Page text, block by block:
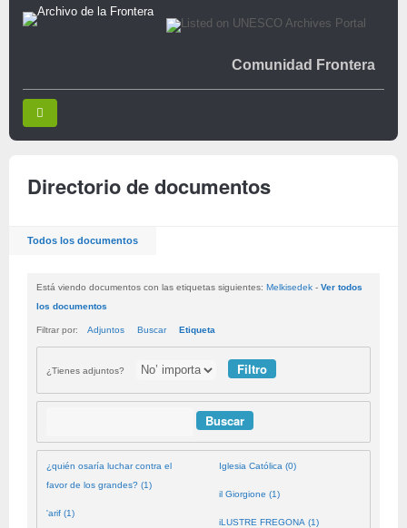
Comunidad Frontera
Directorio de documentos
Todos los documentos
Está viendo documentos con las etiquetas siguientes: Melkisedek - Ver todos
los documentos
Filtrar por: Adjuntos Buscar Etiqueta
¿Tienes adjuntos?
¿quién osaría luchar contra el
favor de los grandes? (1)
'arif (1)
Iglesia Católica (0)
il Giorgione (1)
iLUSTRE FREGONA (1)